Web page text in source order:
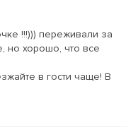
!!!))) переживали за
но хорошо, что все
в гости чаще! В